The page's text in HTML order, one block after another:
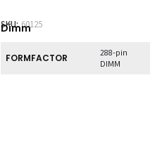
SKU:60125
Dimm
FORMFACTOR
288-pin
DIMM